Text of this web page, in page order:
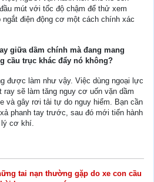
mút với tốc độ chậm để thử xem
điện động cơ một cách chính xác
giữa dầm chính mà đang mang
cầu trục khác đẩy nó không?
được làm như vậy. Việc dùng ngoại lực
ray sẽ làm tăng nguy cơ uốn vặn dầm
và gây rơi tải tự do nguy hiểm. Bạn cần
phanh tay trước, sau đó mới tiến hành
lý cơ khí.
tai nạn thường gặp do xe con cầu